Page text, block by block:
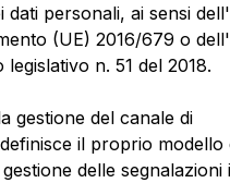
dati personali, ai sensi
(UE) 2016/679 o
legislativo n. 51 del 2018.
gestione del canale di
il proprio modello
delle segnalazioni